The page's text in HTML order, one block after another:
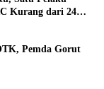
Kurang dari 24
Pemda Gorut